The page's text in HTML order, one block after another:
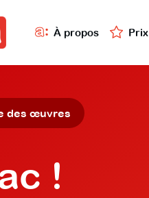
À propos Prix
des œuvres
!